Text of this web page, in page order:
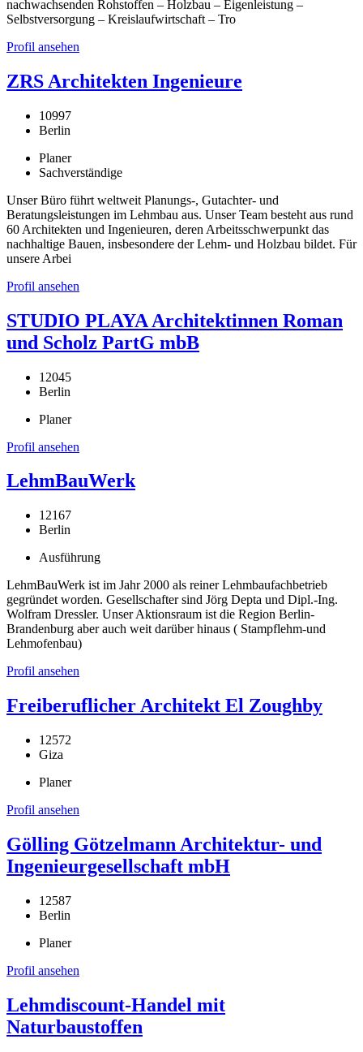
nachwachsenden Rohstoffen – Holzbau – Eigenleistung –
Selbstversorgung – Kreislaufwirtschaft – Tro
Profil ansehen
ZRS Architekten Ingenieure
10997
Berlin
Planer
Sachverständige
Unser Büro führt weltweit Planungs-, Gutachter- und
Beratungsleistungen im Lehmbau aus. Unser Team besteht aus rund
60 Architekten und Ingenieuren, deren Arbeitsschwerpunkt das
nachhaltige Bauen, insbesondere der Lehm- und Holzbau bildet. Für
unsere Arbei
Profil ansehen
STUDIO PLAYA Architektinnen Roman
und Scholz PartG mbB
12045
Berlin
Planer
Profil ansehen
LehmBauWerk
12167
Berlin
Ausführung
LehmBauWerk ist im Jahr 2000 als reiner Lehmbaufachbetrieb
gegründet worden. Gesellschafter sind Jörg Depta und Dipl.-Ing.
Wolfram Dressler. Unser Aktionsraum ist die Region Berlin-
Brandenburg aber auch weit darüber hinaus ( Stampflehm-und
Lehmofenbau)
Profil ansehen
Freiberuflicher Architekt El Zoughby
12572
Giza
Planer
Profil ansehen
Gölling Götzelmann Architektur- und
Ingenieurgesellschaft mbH
12587
Berlin
Planer
Profil ansehen
Lehmdiscount-Handel mit
Naturbaustoffen